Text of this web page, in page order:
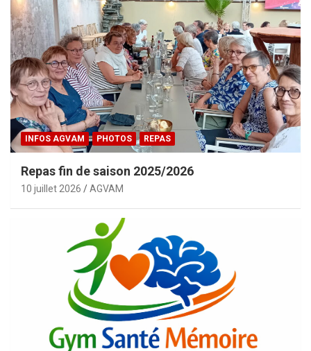
INFOS AGVAM PHOTOS REPAS
Repas fin de saison 2025/2026
10 juillet 2026 AGVAM